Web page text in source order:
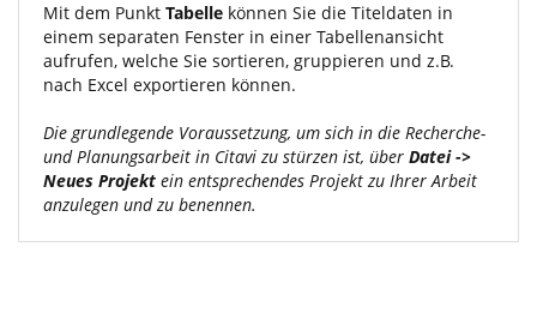
Mit dem Punkt Tabelle können Sie die Titeldaten in
einem separaten Fenster in einer Tabellenansicht
aufrufen, welche Sie sortieren, gruppieren und z.B.
nach Excel exportieren können.
Die grundlegende Voraussetzung, um sich in die Recherche-
und Planungsarbeit in Citavi zu stürzen ist, über Datei ->
Neues Projekt ein entsprechendes Projekt zu Ihrer Arbeit
anzulegen und zu benennen.